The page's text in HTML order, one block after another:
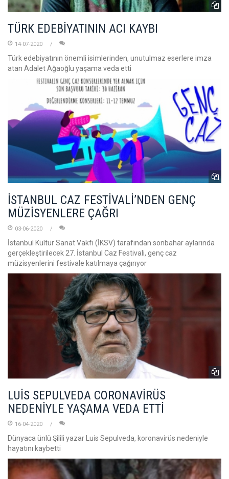
TÜRK EDEBİYATININ ACI KAYBI
14-07-2020
Türk edebiyatının önemli isimlerinden, unutulmaz eserlere imza
atan Adalet Ağaoğlu yaşama veda etti
İSTANBUL CAZ FESTİVALİ’NDEN GENÇ
MÜZİSYENLERE ÇAĞRI
03-06-2020
İstanbul Kültür Sanat Vakfı (İKSV) tarafından sonbahar aylarında
gerçekleştirilecek 27. İstanbul Caz Festivali, genç caz
müzisyenlerini festivale katılmaya çağırıyor
LUİS SEPULVEDA CORONAVİRÜS
NEDENİYLE YAŞAMA VEDA ETTİ
16-04-2020
Dünyaca ünlü Şilili yazar Luis Sepulveda, koronavirüs nedeniyle
hayatını kaybetti